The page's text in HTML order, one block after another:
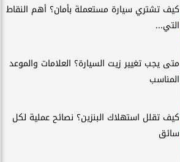
كيف تشتري سيارة مستعملة بأمان؟ أهم النقاط
التي...
متى يجب تغيير زيت السيارة؟ العلامات والموعد
المناسب
كيف تقلل استهلاك البنزين؟ نصائح عملية لكل
سائق